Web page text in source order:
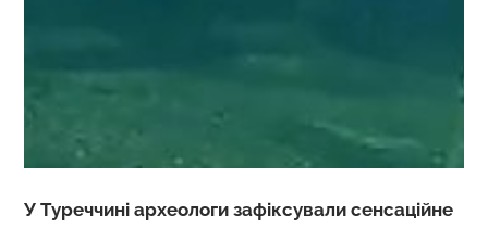
У Туреччині археологи зафіксували сенсаційне